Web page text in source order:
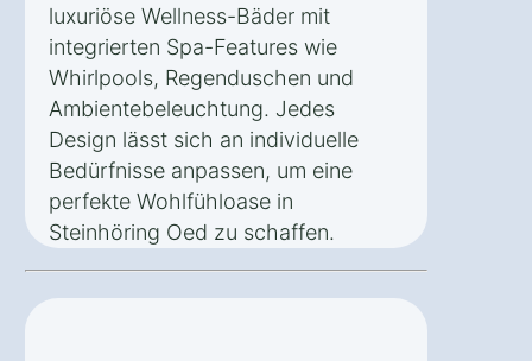
luxuriöse Wellness-Bäder mit
integrierten Spa-Features wie
Whirlpools, Regenduschen und
Ambientebeleuchtung. Jedes
Design lässt sich an individuelle
Bedürfnisse anpassen, um eine
perfekte Wohlfühloase in
Steinhöring Oed zu schaffen.